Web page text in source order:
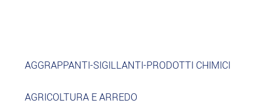
AGGRAPPANTI-SIGILLANTI-PRODOTTI CHIMICI
AGRICOLTURA E ARREDO